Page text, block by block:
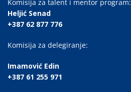
Komisija za talent i mentor program:
Heljić Senad
+387 62 877 776
Komisija za delegiranje:
Imamović Edin
+387 61 255 971